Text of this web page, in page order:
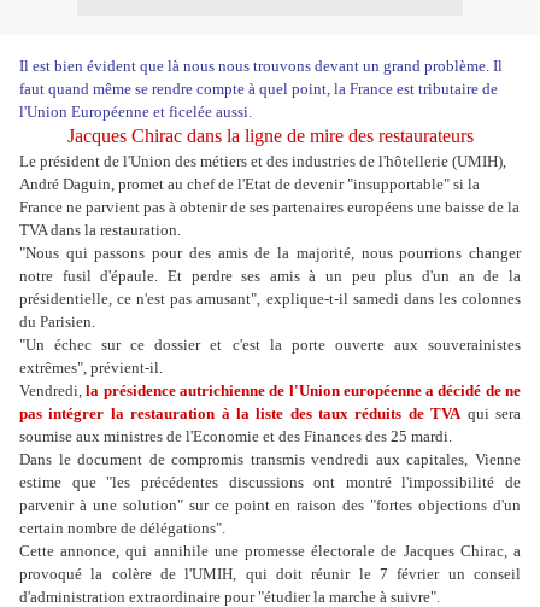
Il est bien évident que là nous nous trouvons devant un grand problème. Il
faut quand même se rendre compte à quel point, la France est tributaire de
l'Union Européenne et ficelée aussi.
Jacques Chirac dans la ligne de mire des restaurateurs
Le président de l'Union des métiers et des industries de l'hôtellerie (UMIH),
André Daguin, promet au chef de l'Etat de devenir "insupportable" si la
France ne parvient pas à obtenir de ses partenaires européens une baisse de la
TVA dans la restauration.
"Nous qui passons pour des amis de la majorité, nous pourrions changer
notre fusil d'épaule. Et perdre ses amis à un peu plus d'un an de la
présidentielle, ce n'est pas amusant", explique-t-il samedi dans les colonnes
du Parisien.
"Un échec sur ce dossier et c'est la porte ouverte aux souverainistes
extrêmes", prévient-il.
Vendredi,la présidence autrichienne de l'Union européenne a décidé de ne
pas intégrer la restauration à la liste des taux réduits de TVAqui sera
soumise aux ministres de l'Economie et des Finances des 25 mardi.
Dans le document de compromis transmis vendredi aux capitales, Vienne
estime que "les précédentes discussions ont montré l'impossibilité de
parvenir à une solution" sur ce point en raison des "fortes objections d'un
certain nombre de délégations".
Cette annonce, qui annihile une promesse électorale de Jacques Chirac, a
provoqué la colère de l'UMIH, qui doit réunir le 7 février un conseil
d'administration extraordinaire pour "étudier la marche à suivre".